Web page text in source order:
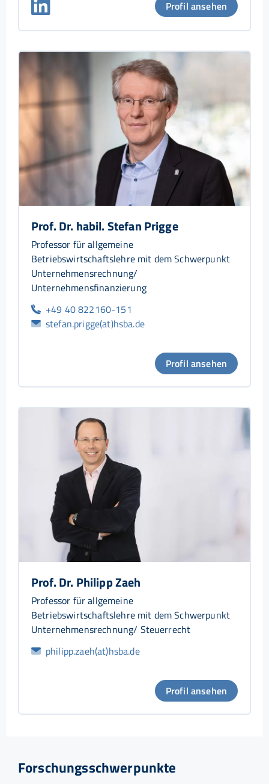
Profil ansehen
Prof. Dr. habil. Stefan Prigge
Professor für allgemeine
Betriebswirtschaftslehre mit dem Schwerpunkt
Unternehmensrechnung/
Unternehmensfinanzierung
+49 40 822160-151
stefan.prigge(at)hsba.de
Profil ansehen
Prof. Dr. Philipp Zaeh
Professor für allgemeine
Betriebswirtschaftslehre mit dem Schwerpunkt
Unternehmensrechnung/ Steuerrecht
philipp.zaeh(at)hsba.de
Profil ansehen
Forschungsschwerpunkte